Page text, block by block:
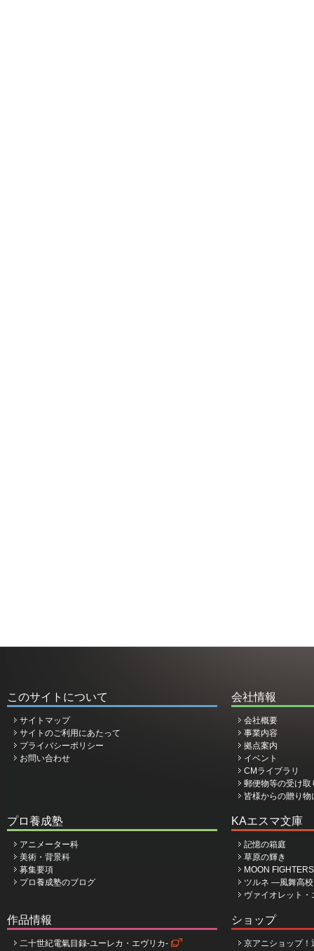
このサイトについて
サイトマップ
サイトのご利用にあたって
プライバシーポリシー
お問い合わせ
会社情報
会社概要
事業内容
拠点案内
イベント
CMライブラリ
郵便物等の受け取
皆様からの贈り
プロ養成塾
アニメーター科
美術・背景科
募集要項
プロ養成塾のブログ
KAエスマ文庫
記憶の箱庭
草原の輝き
MOON
ツルネ ―風舞高
ヴァイオレット
作品情報
二十世紀電氣目録-ユーレカ・エヴリカ-
ショップ
京アニショップ！